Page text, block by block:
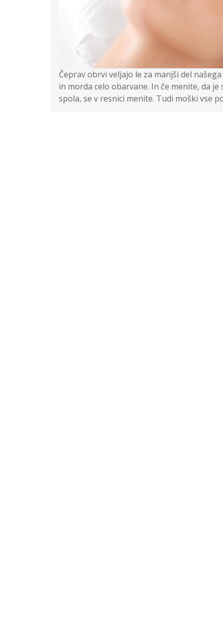
Čeprav obrvi veljajo le za manjši del
in morda celo obarvane. In če menite, da
spola, se v resnici menite. Tudi moški vse